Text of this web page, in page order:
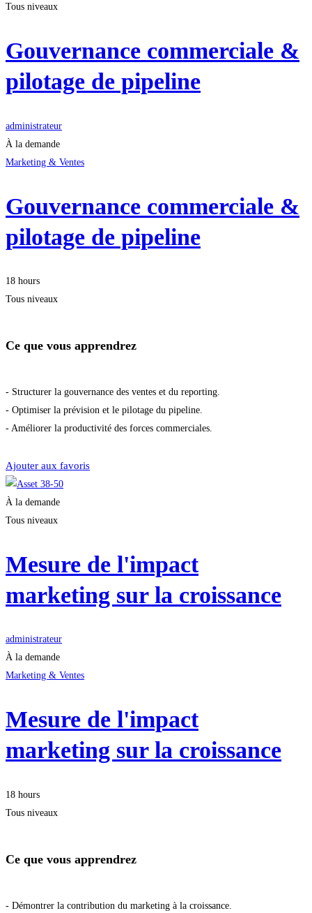
Tous niveaux
Gouvernance commerciale &
pilotage de pipeline
administrateur
À la demande
Marketing & Ventes
Gouvernance commerciale &
pilotage de pipeline
18 hours
Tous niveaux
Ce que vous apprendrez
- Structurer la gouvernance des ventes et du reporting.
- Optimiser la prévision et le pilotage du pipeline.
- Améliorer la productivité des forces commerciales.
Ajouter aux favoris
À la demande
Tous niveaux
Mesure de l'impact
marketing sur la croissance
administrateur
À la demande
Marketing & Ventes
Mesure de l'impact
marketing sur la croissance
18 hours
Tous niveaux
Ce que vous apprendrez
- Démontrer la contribution du marketing à la croissance.